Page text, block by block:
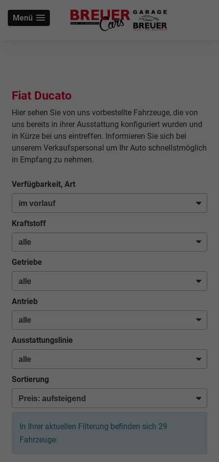
Menü
Fiat Ducato
Hier sehen Sie von uns vorbestellte Fahrzeuge, die von
uns bereits in ihrer Ausstattung konfiguriert wurden und
in Kürze bei uns eintreffen. Informieren Sie sich bei
unserem Verkaufspersonal um Ihr Auto schnellstmöglich
in Empfang zu nehmen.
Verfügbarkeit, Art
Kraftstoff
Getriebe
Antrieb
Ausstattungslinie
Sortierung
In Ihrer aktuellen Filterung befinden sich 29
Fahrzeuge: